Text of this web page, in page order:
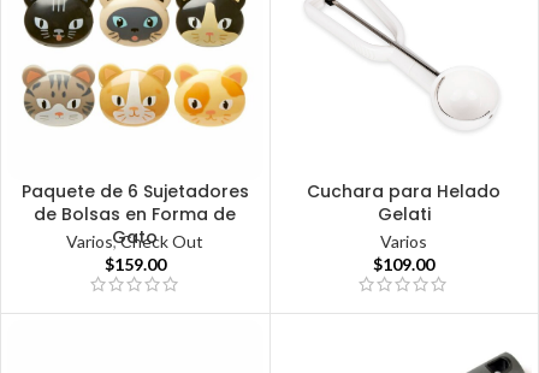
Paquete de 6 Sujetadores
de Bolsas en Forma de
Gato
Varios,Check Out
$159.00
Cuchara para Helado
Gelati
Varios
$109.00